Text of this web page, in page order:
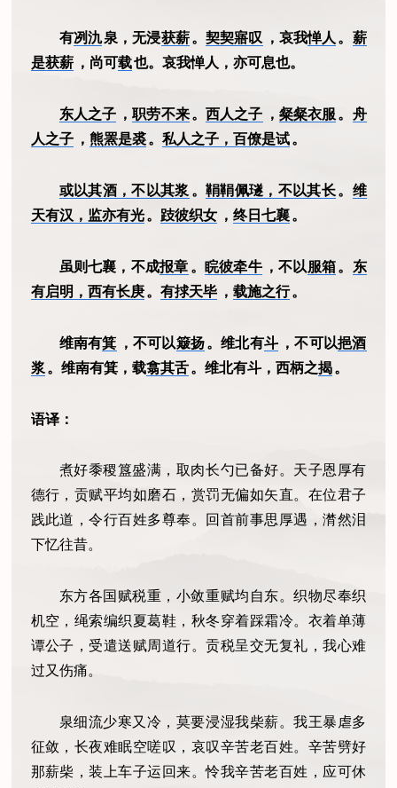
有冽氿泉，无浸获薪。契契寤叹 ，哀我惮人 。 薪
是获薪 ，尚可载也。哀我惮人，亦可息也。
东人之子 ，职劳不来。西人之子 ， 粲粲衣服 。 舟
人之子 ， 熊罴是裘 。 私人之子，百僚是试 。
或以其酒，不以其浆 。鞙鞙佩璲，不以其长。 维
天有汉，监亦有光 。 跂彼织女 ， 终日七襄 。
虽则七襄，不成报章 。 睆彼牵牛 ，不以服箱。 东
有启明，西有长庚 。 有捄天毕 ， 载施之行 。
维南有箕 ，不可以簸扬。维北有斗 ，不可以挹酒
浆 。维南有箕，载翕其舌 。维北有斗，西柄之揭 。
语译：
煮好黍稷簋盛满，取肉长勺已备好。天子恩厚有
德行，贡赋平均如磨石，赏罚无偏如矢直。在位君子
践此道，令行百姓多尊奉。回首前事思厚遇，潸然泪
下忆往昔。
东方各国赋税重，小敛重赋均自东。织物尽奉织
机空，绳索编织夏葛鞋，秋冬穿着踩霜冷。衣着单薄
谭公子，受遣送赋周道行。贡税呈交无复礼，我心难
过又伤痛。
泉细流少寒又冷，莫要浸湿我柴薪。我王暴虐多
征敛，长夜难眠空嗟叹，哀叹辛苦老百姓。辛苦劈好
那薪柴，装上车子运回来。怜我辛苦老百姓，应可休